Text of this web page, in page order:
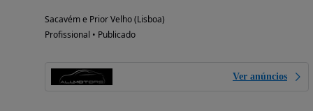
Sacavém e Prior Velho (Lisboa)
Profissional • Publicado
Ver anúncios